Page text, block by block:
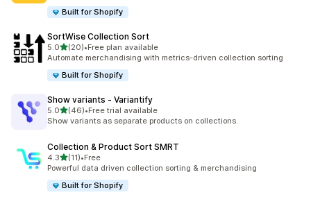
Built for Shopify
SortWise Collection Sort
5.0เต็ม 5 ดาว
(20)
ทั้งหมด 20 รีวิว
•Free plan available
Automate merchandising with metrics-driven collection sorting
Built for Shopify
Show variants ‑ Variantify
5.0เต็ม 5 ดาว
(46)
ทั้งหมด 46 รีวิว
•Free trial available
Show variants as separate products on collections.
Collection & Product Sort SMRT
4.3เต็ม 5 ดาว
(11)
ทั้งหมด 11 รีวิว
•Free
Powerful data driven collection sorting & merchandising
Built for Shopify